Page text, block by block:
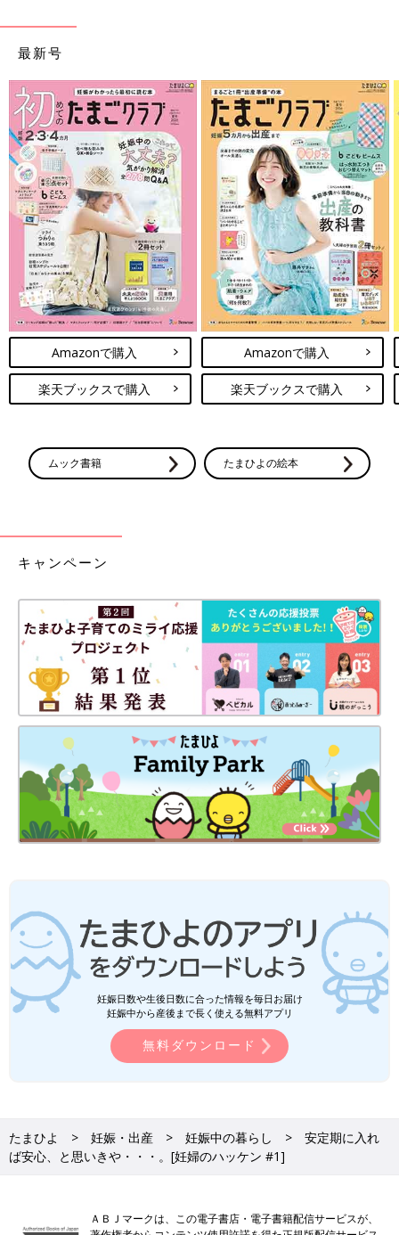
最新号
Amazonで購入
楽天ブックスで購入
Amazonで購入
楽天ブックスで購入
ムック書籍 たまひよの絵本
キャンペーン
妊娠日数や生後日数に合った情報を毎日お届け
妊娠中から産後まで長く使える無料アプリ
無料ダウンロード
たまひよ 妊娠・出産 妊娠中の暮らし
安定期に入れ
ば安心、と思いきや・・・。[妊婦のハッケン #1]
ＡＢＪマークは、この電子書店・電子書籍配信サービスが、